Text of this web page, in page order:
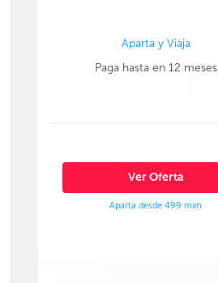
Aparta y Viaja
Paga hasta en 12 meses
Ver Oferta
Aparta desde 499 mxn